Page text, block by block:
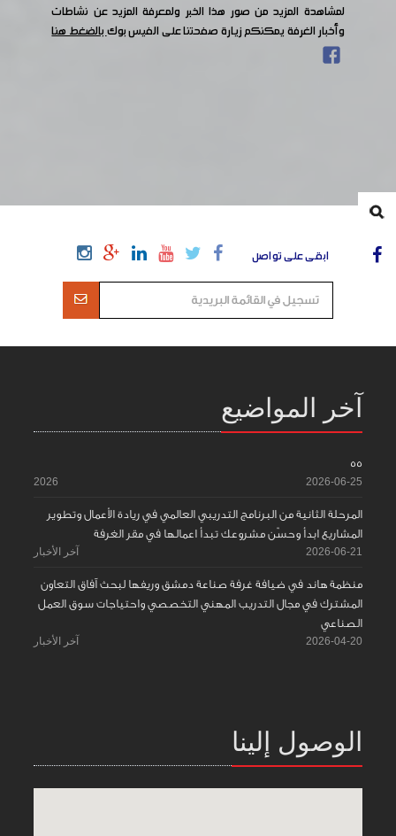
لمشاهدة المزيد من صور هذا الخبر ولمعرفة المزيد عن نشاطات
وأخبار الغرفة يمكنكم زيارة صفحتنا على الفيس بوكبالضغط هنا
ابقى على تواصل
آخر المواضيع
55
2026-06-25
2026
المرحلة الثانية من البرنامج التدريبي العالمي في ريادة الأعمال وتطوير
المشاريع ابدأ وحسّن مشروعك تبدأ اعمالها في مقر الغرفة
2026-06-21 آخر الأخبار
منظمة هاند في ضيافة غرفة صناعة دمشق وريفها لبحث آفاق التعاون
المشترك في مجال التدريب المهني التخصصي واحتياجات سوق العمل
الصناعي
2026-04-20 آخر الأخبار
الوصول إلينا